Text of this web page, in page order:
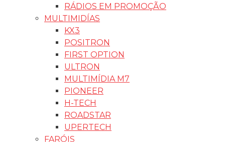
RÁDIOS EM PROMOÇÃO
MULTIMIDÍAS
KX3
POSITRON
FIRST OPTION
ULTRON
MULTIMÍDIA M7
PIONEER
H-TECH
ROADSTAR
UPERTECH
FARÓIS